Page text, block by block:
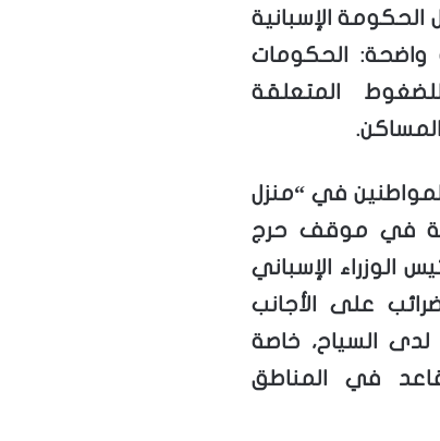
الحكومة الإسبانية
واضحة: الحكومات
المتعلقة
في “منزل
في موقف حرج
الوزراء الإسباني
على الأجانب
لدى السياح، خاصة
في المناطق